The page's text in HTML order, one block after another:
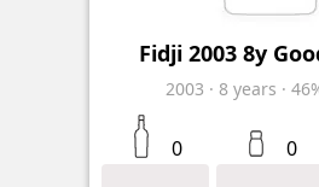
Fidji 2003 8y
2003 · 8 years ·
0 0